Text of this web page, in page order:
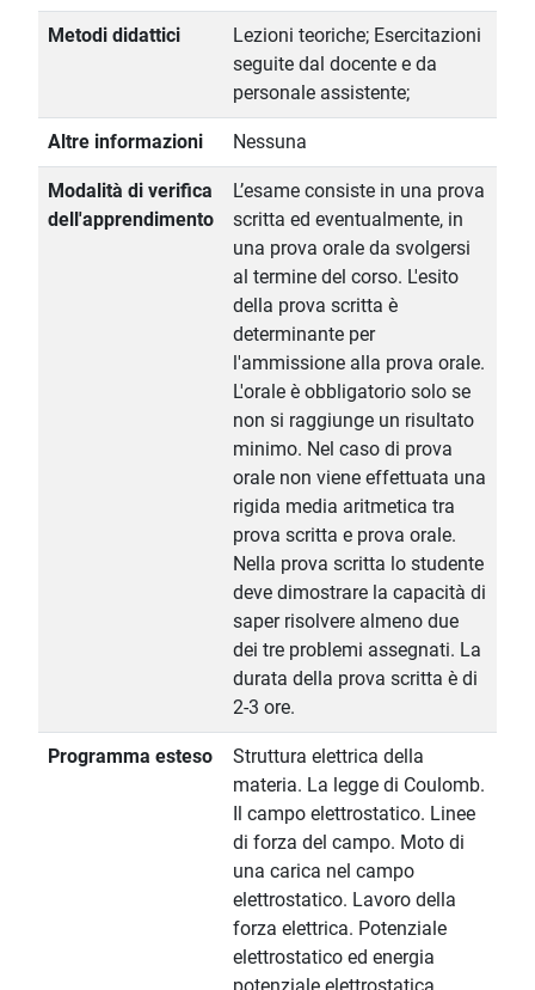
Metodi didattici
Lezioni teoriche; Esercitazioni
seguite dal docente e da
personale assistente;
Altre informazioni Nessuna
Modalità di verifica
dell'apprendimento
L’esame consiste in una prova
scritta ed eventualmente, in
una prova orale da svolgersi
al termine del corso. L'esito
della prova scritta è
determinante per
l'ammissione alla prova orale.
L'orale è obbligatorio solo se
non si raggiunge un risultato
minimo. Nel caso di prova
orale non viene effettuata una
rigida media aritmetica tra
prova scritta e prova orale.
Nella prova scritta lo studente
deve dimostrare la capacità di
saper risolvere almeno due
dei tre problemi assegnati. La
durata della prova scritta è di
2-3 ore.
Programma esteso
Struttura elettrica della
materia. La legge di Coulomb.
Il campo elettrostatico. Linee
di forza del campo. Moto di
una carica nel campo
elettrostatico. Lavoro della
forza elettrica. Potenziale
elettrostatico ed energia